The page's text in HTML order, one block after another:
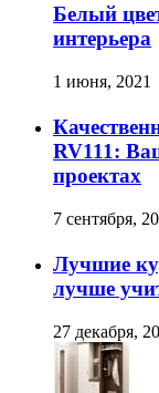
Белый
интерьера
1 июня, 2021
RV111:
проектах
7 сентября,
Лучшие
лучше
27 декабря,